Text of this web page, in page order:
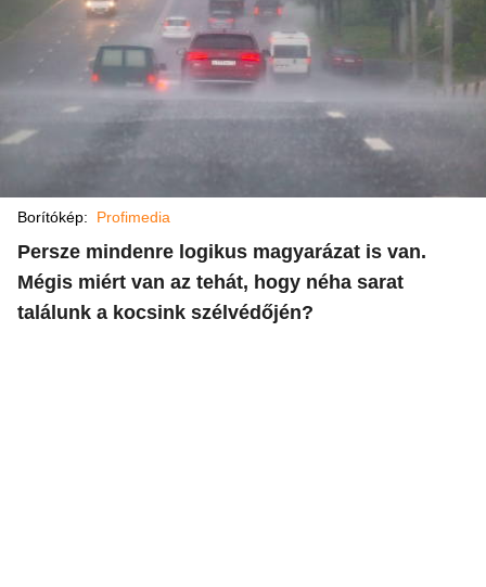
Borítókép: Profimedia
Persze mindenre logikus magyarázat is van.
Mégis miért van az tehát, hogy néha sarat
találunk a kocsink szélvédőjén?